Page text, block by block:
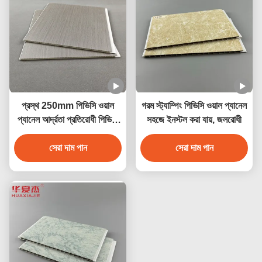
প্রস্থ 250mm পিভিসি ওয়াল
প্যানেল আর্দ্রতা প্রতিরোধী পিভিসি
সিলিং প্যানেল 250mmx5mm
সেরা দাম পান
গরম স্ট্যাম্পিং পিভিসি ওয়াল প্যানেল
সহজে ইনস্টল করা যায়, জলরোধী
সেরা দাম পান